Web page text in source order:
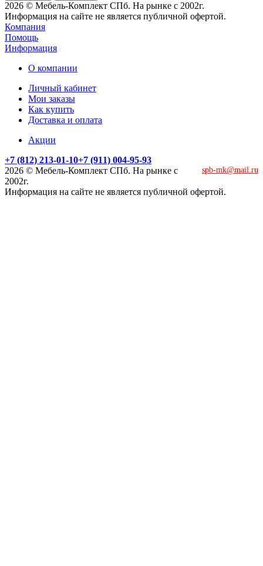
2026 © Мебель-Комплект СПб. На рынке с 2002г.
Информация на сайте не является публичной офертой.
Компания
Помощь
Информация
О компании
Личный кабинет
Мои заказы
Как купить
Доставка и оплата
Акции
+7 (812) 213-01-10+7 (911) 004-95-93
spb-mk@mail.ru
2026 © Мебель-Комплект СПб. На рынке с
2002г.
Информация на сайте не является публичной офертой.